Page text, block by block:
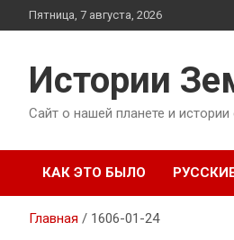
Перейти
к
Пятница, 7 августа, 2026
Истории
Сайт о нашей планете и
КАК ЭТО БЫЛО
Главная 1606-01-24